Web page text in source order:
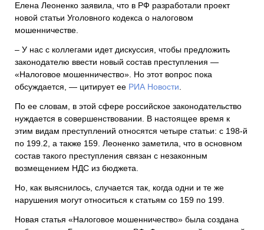
Елена Леоненко заявила, что в РФ разработали проект
новой статьи Уголовного кодекса о налоговом
мошенничестве.
– У нас с коллегами идет дискуссия, чтобы предложить
законодателю ввести новый состав преступления —
«Налоговое мошенничество». Но этот вопрос пока
обсуждается, — цитирует ее РИА Новости
По ее словам, в этой сфере российское законодательство
нуждается в совершенствовании. В настоящее время к
этим видам преступлений относятся четыре статьи: с 198-й
по 199.2, а также 159. Леоненко заметила, что в основном
состав такого преступления связан с незаконным
возмещением НДС из бюджета.
Но, как выяснилось, случается так, когда одни и те же
нарушения могут относиться к статьям со 159 по 199.
Новая статья «Налоговое мошенничество» была создана